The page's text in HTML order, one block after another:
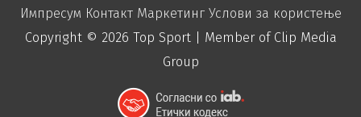
Импресум Контакт Маркетинг Услови за користење
Copyright © 2026 Top Sport| Member of Clip Media
Group